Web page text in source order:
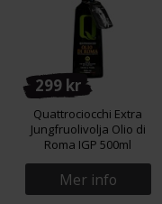
299 kr
Quattrociocchi Extra
Jungfruolivolja Olio di
Roma IGP 500ml
Mer info